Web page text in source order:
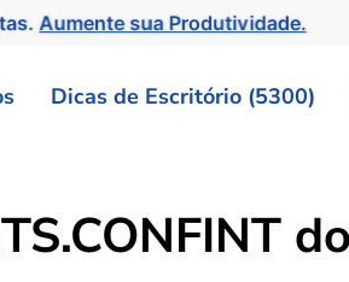
Aumente sua Produtividade.
Dicas de Escritório (5300)